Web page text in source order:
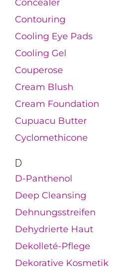
Concealer
Contouring
Cooling Eye Pads
Cooling Gel
Couperose
Cream Blush
Cream Foundation
Cupuacu Butter
Cyclomethicone
D
D-Panthenol
Deep Cleansing
Dehnungsstreifen
Dehydrierte Haut
Dekolleté-Pflege
Dekorative Kosmetik